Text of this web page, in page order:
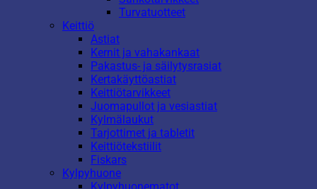
Turvatuotteet
Keittiö
Astiat
Kernit ja vahakankaat
Pakastus- ja säilytysrasiat
Kertakäyttöastiat
Keittiötarvikkeet
Juomapullot ja vesiastiat
Kylmälaukut
Tarjottimet ja tabletit
Keittiötekstiilit
Fiskars
Kylpyhuone